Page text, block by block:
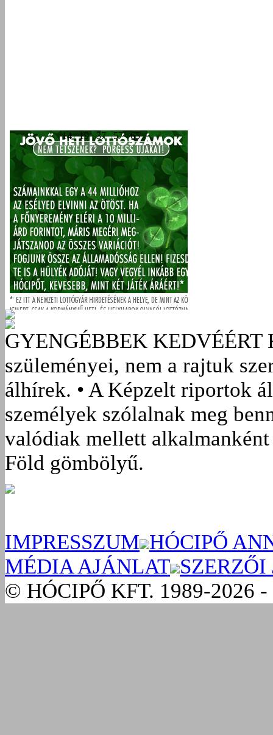
GYENGÉBBEK KEDVÉÉRT
szüleményei, nem a rajtuk
álhírek. • A Képzelt riportok
személyek szólalnak meg
valódiak mellett
Föld gömbölyű.
IMPRESSZUM HÓCIPŐ
MÉDIA AJÁNLAT SZERZŐI
© HÓCIPŐ KFT. 1989-2026